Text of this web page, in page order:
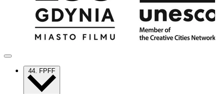
44. FPFF